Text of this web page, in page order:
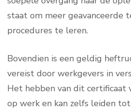
staat om meer geavanceerde
procedures te leren.
Bovendien is een geldig
vereist door werkgevers in
Het hebben van dit certificaat
op werk en kan zelfs leiden